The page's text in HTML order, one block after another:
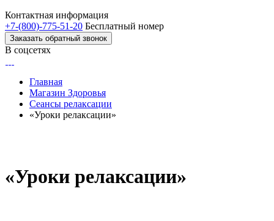
Контактная информация
+7-(800)-775-51-20 Бесплатный номер
Заказать обратный звонок
В соцсетях
Главная
Магазин Здоровья
Сеансы релаксации
«Уроки релаксации»
«Уроки релаксации»